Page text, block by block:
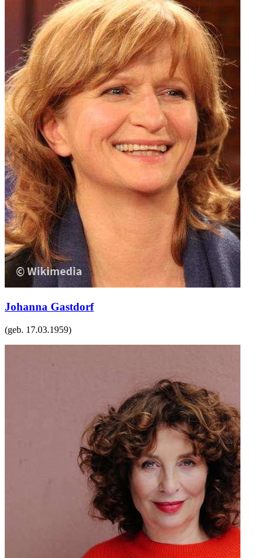
Johanna Gastdorf
(geb. 17.03.1959)